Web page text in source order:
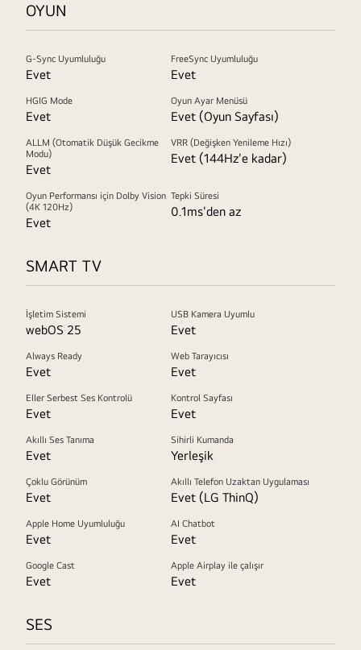
OYUN
G-Sync Uyumluluğu
Evet
FreeSync Uyumluluğu
Evet
HGIG Mode
Evet
Oyun Ayar Menüsü
Evet (Oyun Sayfası)
ALLM (Otomatik Düşük Gecikme
Modu)
Evet
VRR (Değişken Yenileme Hızı)
Evet (144Hz'e kadar)
Oyun Performansı için Dolby Vision
(4K 120Hz)
Evet
Tepki Süresi
0.1ms'den az
SMART TV
İşletim Sistemi
webOS 25
USB Kamera Uyumlu
Evet
Always Ready
Evet
Web Tarayıcısı
Evet
Eller Serbest Ses Kontrolü
Evet
Kontrol Sayfası
Evet
Akıllı Ses Tanıma
Evet
Sihirli Kumanda
Yerleşik
Çoklu Görünüm
Evet
Akıllı Telefon Uzaktan Uygulaması
Evet (LG ThinQ)
Apple Home Uyumluluğu
Evet
AI Chatbot
Evet
Google Cast
Evet
Apple Airplay ile çalışır
Evet
SES